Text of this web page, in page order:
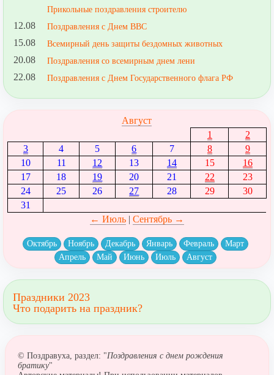
Прикольные поздравления строителю
12.08 Поздравления с Днем ВВС
15.08 Всемирный день защиты бездомных животных
20.08 Поздравления со всемирным днем лени
22.08 Поздравления с Днем Государственного флага РФ
Август
1
2
3
4 5 6 7 8
9
10
11 12 13 14 15
16
17
18 19 20 21 22
23
24
25 26 27 28 29
30
31
← Июль| Сентябрь →
Октябрь Ноябрь Декабрь Январь Февраль
Март
Апрель
Май Июнь Июль Август
Праздники 2023
Что подарить на праздник?
© Поздравуха, раздел: "Поздравления с днем рождения
братику"